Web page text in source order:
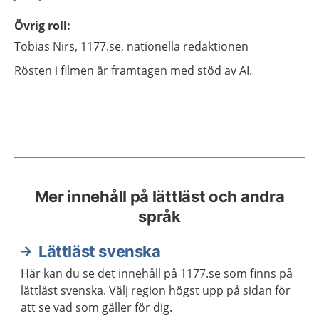
Övrig roll:
Tobias Nirs, 1177.se, nationella redaktionen
Rösten i filmen är framtagen med stöd av AI.
Mer innehåll på lättläst och andra
språk
Lättläst svenska
Här kan du se det innehåll på 1177.se som finns på
lättläst svenska. Välj region högst upp på sidan för
att se vad som gäller för dig.